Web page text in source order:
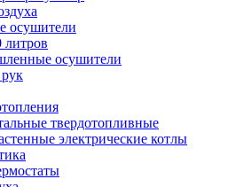
осушители
литров
осушители
твердотопливные
электрические котлы